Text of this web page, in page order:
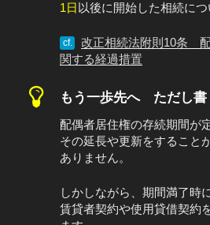
1日 以後に開始した相続につ
cf.
改正相続法附則10条
関する経過措置
もう一歩先へ ただし書
配偶者居住権の存続期間が
その延長や更新をすること
ありません。
しかしながら、期間満了時
賃貸者契約や使用貸借契約